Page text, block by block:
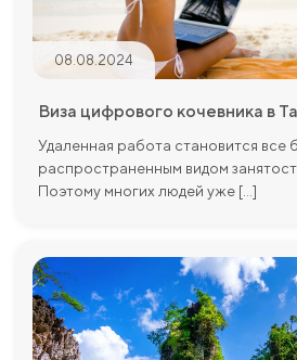
08.08.2024
Виза цифрового кочевника в
Удаленная работа становится все
распространенным видом
Поэтому многих людей уже [...]